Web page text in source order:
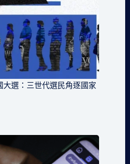
大選：三世代選民角逐國家